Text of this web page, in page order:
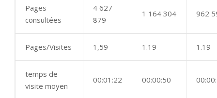
Pages
consultées
4 627
879
1 164 304 962
Pages/Visites 1,59 1.19 1.19
temps de
visite moyen
00:01:22 00:00:50